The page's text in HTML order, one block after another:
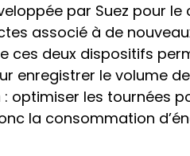
par Suez pour le
associé à de
ces deux dispositifs
enregistrer le volume
: optimiser les tournées
la consommation